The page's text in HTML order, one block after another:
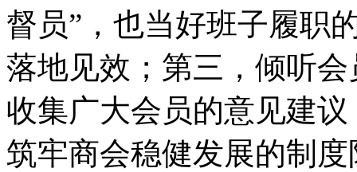
督员”，也当好班子履职
落地见效；第三，倾听
收集广大会员的意见建
筑牢商会稳健发展的制度